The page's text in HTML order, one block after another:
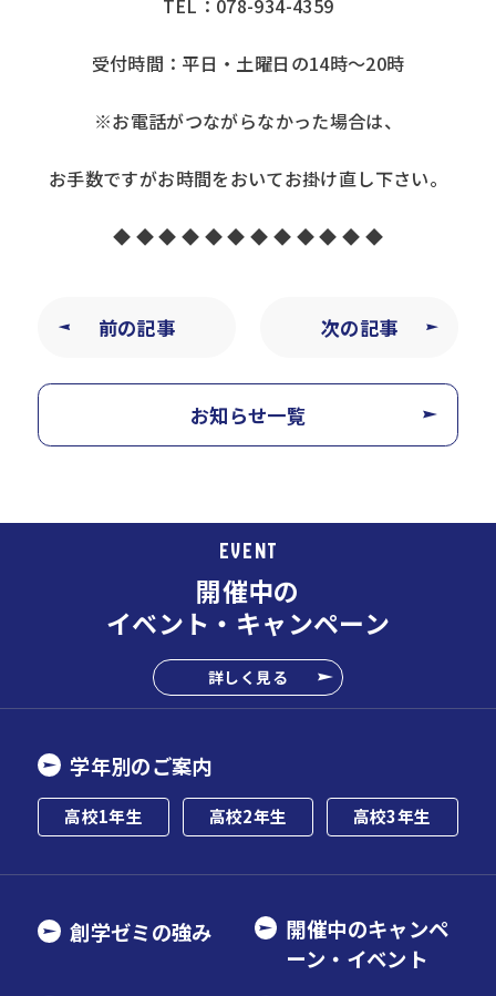
TEL：078-934-4359
受付時間：平日・土曜日の14時～20時
※お電話がつながらなかった場合は、
お手数ですがお時間をおいてお掛け直し下さい。
◆ ◆ ◆ ◆ ◆ ◆ ◆ ◆ ◆ ◆ ◆ ◆
前の記事 次の記事
お知らせ一覧
EVENT
開催中の
イベント・キャンペーン
詳しく見る
学年別のご案内
高校1年生 高校2年生 高校3年生
創学ゼミの強み
開催中のキャンペ
ーン・イベント